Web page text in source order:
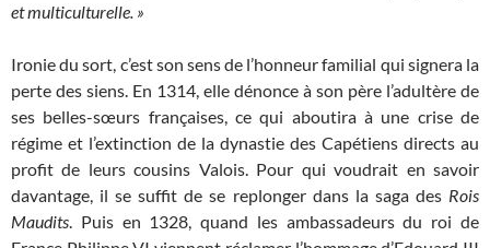
et multiculturelle. »
Ironie du sort, c’est son sens de l’honneur familial qui signera la
perte des siens. En 1314, elle dénonce à son père l’adultère de
ses belles-sœurs françaises, ce qui aboutira à une crise de
régime et l’extinction de la dynastie des Capétiens directs au
profit de leurs cousins Valois. Pour qui voudrait en savoir
davantage, il se suffit de se replonger dans la saga des Rois
Maudits. Puis en 1328, quand les ambassadeurs du roi de